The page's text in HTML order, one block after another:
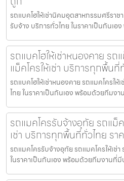
รถแบคโฮให้เช่านิคมอุตสาหกรรมศรีราช
รับจ้าง บริการทั่วไทย ในราคาเป็นกันเ
รถแบคโฮให้เช่าหนองคาย รถ
แม็คโครให้เช่า บริการทุกพื้น
รถแบคโฮให้เช่าหนองคาย รถแมคโครให้
ไทย ในราคาเป็นกันเอง พร้อมด้วยทีมง
รถแมคโครรับจ้างอุทัย รถแม็
เช่า บริการทุกพื้นที่ทั่วไทย รา
รถแมคโครรับจ้างอุทัย รถแมคโครให้เช่
ในราคาเป็นกันเอง พร้อมด้วยทีมงานที่